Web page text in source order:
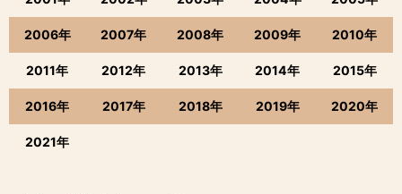
2006年 2007年 2008年 2009年 2010年
2011年 2012年 2013年 2014年 2015年
2016年 2017年 2018年 2019年 2020年
2021年